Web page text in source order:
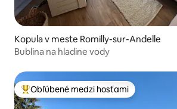
Kopula v meste Romilly-sur-Andelle
Bublina na hladine vody
Najobľúbenejšie medzi hosťami
Obľúbené medzi hosťami